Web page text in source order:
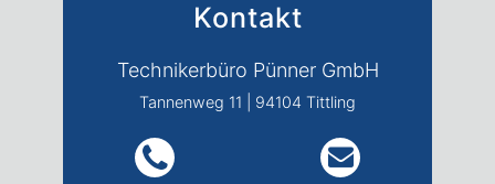
Kontakt
Technikerbüro Pünner GmbH
Tannenweg 11 | 94104 Tittling